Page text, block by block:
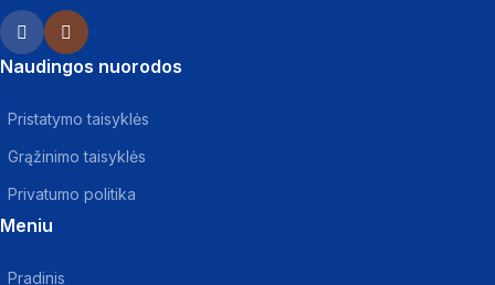
Naudingos nuorodos
Pristatymo taisyklės
Grąžinimo taisyklės
Privatumo politika
Meniu
Pradinis